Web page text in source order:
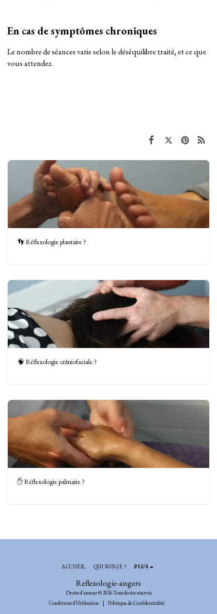
En cas de symptômes chroniques
Le nombre de séances varie selon le déséquilibre traité, et ce que
vous attendez.
👣 Réflexologie plantaire ?
🧠 Réflexologie crâniofaciale ?
✋ Réflexologie palmaire ?
Reflexologie-angers
Droits d'auteur © 2026 Tous droits réservés
Conditions d'Utilisation| Politique de Confidentialité
ACCUEIL QUI SUIS-JE ? PLUS